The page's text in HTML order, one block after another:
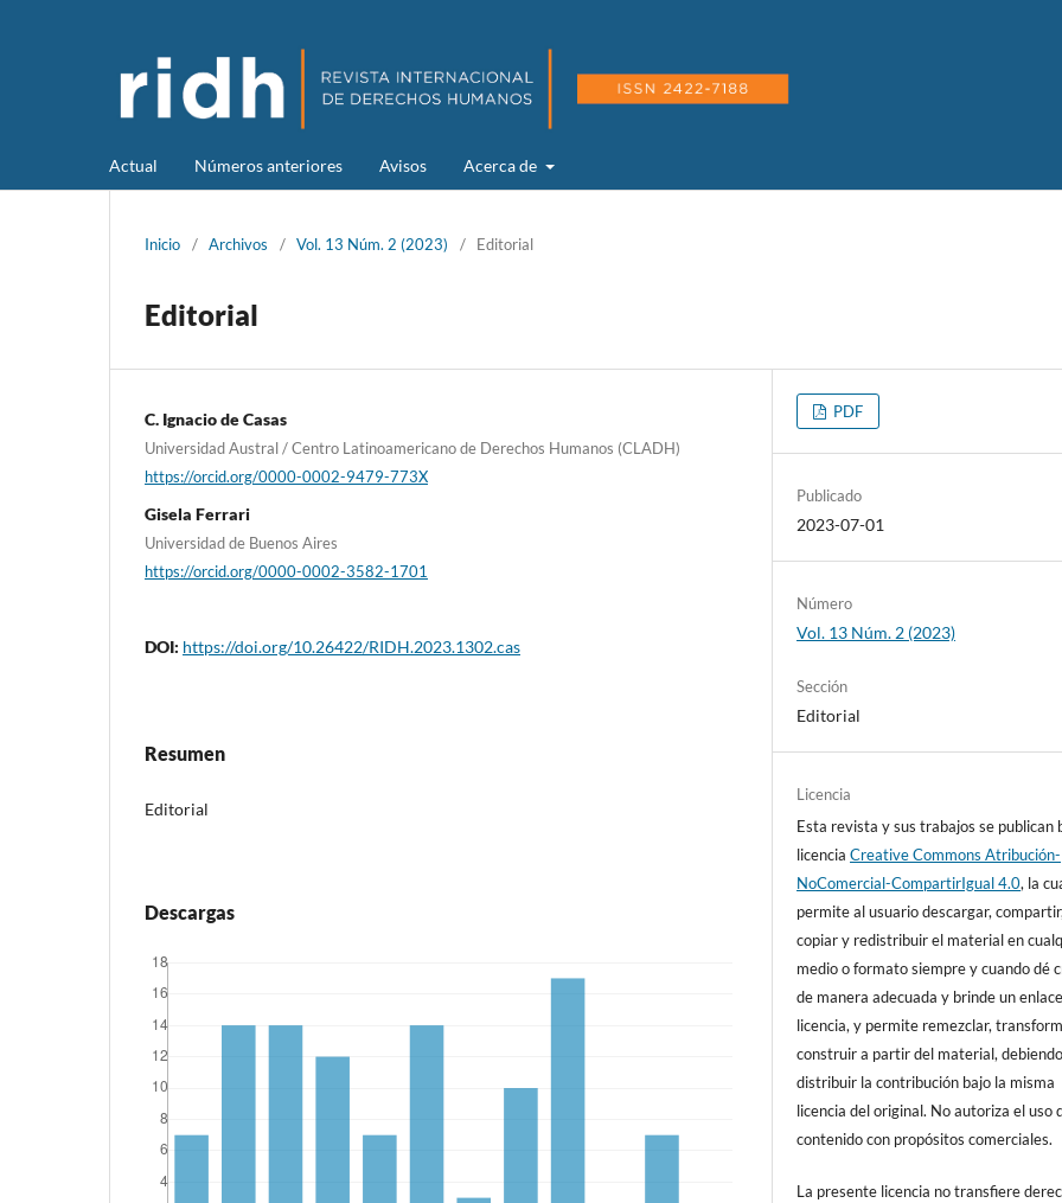
Actual Números anteriores Avisos Acerca de
Inicio / Archivos / Vol. 13 Núm. 2 (2023) / Editorial
Editorial
C. Ignacio de Casas
Universidad Austral / Centro Latinoamericano de Derechos Humanos (CLADH)
https://orcid.org/0000-0002-9479-773X
Gisela Ferrari
Universidad de Buenos Aires
https://orcid.org/0000-0002-3582-1701
DOI: https://doi.org/10.26422/RIDH.2023.1302.cas
Resumen
Editorial
Descargas
PDF
Publicado
2023-07-01
Número
Vol. 13 Núm. 2 (2023)
Sección
Editorial
Licencia
Esta revista y sus trabajos se publican
licenciaCreative Commons Atribución-
NoComercial-CompartirIgual 4.0, la
permite al usuario descargar,
copiar y redistribuir el material en
medio o formato siempre y cuando dé
de manera adecuada y brinde un
licencia, y permite remezclar,
construir a partir del material,
distribuir la contribución bajo la misma
licencia del original. No autoriza el uso
contenido con propósitos
La presente licencia no transfiere